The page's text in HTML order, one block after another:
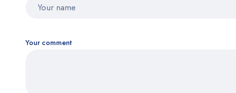
Your comment